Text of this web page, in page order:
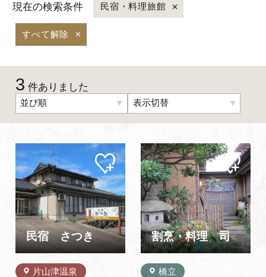
加賀 旅先納税
お知らせ
動画を見る
パンフレットダウンロード
よくあるご質問・お問い合わせ
プライバシーポリシー
現在の検索条件 民宿・料理旅館
すべて解除
3 件ありました
並び順 表示切替
民宿 さつき
片山津温泉
マイ
ペー
ジに
追加
割烹・料理 司
橋立
マイ
ペー
ジに
追加